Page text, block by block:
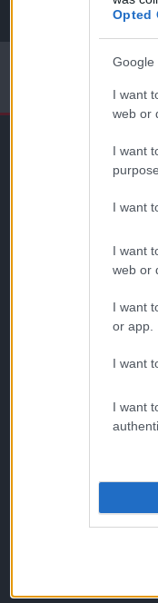
Opted
Google
I want
web or
I want
I want
I want
web or
I want
or app.
I want
I want